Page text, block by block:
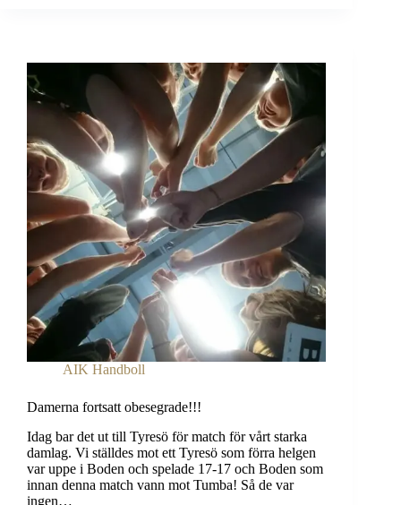
25-
(10-
14)
AIK Handboll
Damerna fortsatt obesegrade!!!
Idag bar det ut till Tyresö för match för vårt starka
damlag. Vi ställdes mot ett Tyresö som förra helgen
var uppe i Boden och spelade 17-17 och Boden som
innan denna match vann mot Tumba! Så de var
ingen…